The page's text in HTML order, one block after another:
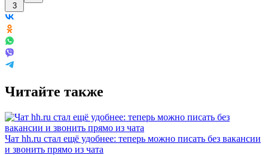
3
Читайте также
Чат hh.ru стал ещё удобнее: теперь можно писать без вакансии
и звонить прямо из чата